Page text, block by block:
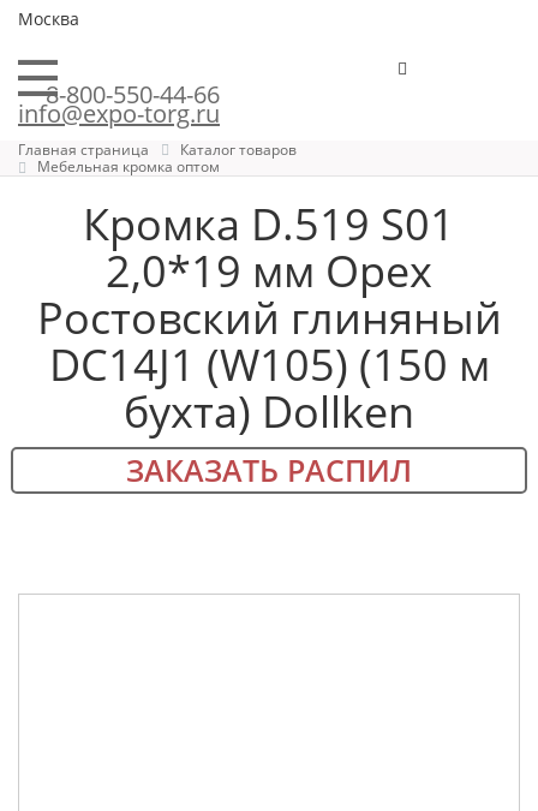
Москва
8-800-550-44-66
info@expo-torg.ru
Главная страница
Каталог товаров
Мебельная кромка оптом
Кромка D.519 S01
2,0*19 мм Орех
Ростовский глиняный
DC14J1 (W105) (150 м
бухта) Dollken
ЗАКАЗАТЬ РАСПИЛ